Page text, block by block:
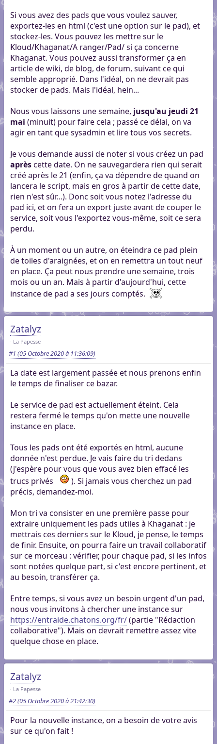
Si vous avez des pads que vous voulez sauver,
exportez-les en html (c'est une option sur le pad), et
stockez-les. Vous pouvez les mettre sur le
Kloud/Khaganat/A ranger/Pad/ si ça concerne
Khaganat. Vous pouvez aussi transformer ça en
article de wiki, de blog, de forum, suivant ce qui
semble approprié. Dans l'idéal, on ne devrait pas
stocker de pads. Mais l'idéal, hein...
Nous vous laissons une semaine, jusqu'au jeudi 21
mai (minuit) pour faire cela ; passé ce délai, on va
agir en tant que sysadmin et lire tous vos secrets.
Je vous demande aussi de noter si vous créez un pad
aprèscette date. On ne sauvegardera rien qui serait
créé après le 21 (enfin, ça va dépendre de quand on
lancera le script, mais en gros à partir de cette date,
rien n'est sûr...). Donc soit vous notez l'adresse du
pad ici, et on fera un export juste avant de couper le
service, soit vous l'exportez vous-même, soit ce sera
perdu.
À un moment ou un autre, on éteindra ce pad plein
de toiles d'araignées, et on en remettra un tout neuf
en place. Ça peut nous prendre une semaine, trois
mois ou un an. Mais à partir d'aujourd'hui, cette
instance de pad a ses jours comptés.
Zatalyz
La Papesse
#1 (05 Octobre 2020 à 11:36:09)
La date est largement passée et nous prenons enfin
le temps de finaliser ce bazar.
Le service de pad est actuellement éteint. Cela
restera fermé le temps qu'on mette une nouvelle
instance en place.
Tous les pads ont été exportés en html, aucune
donnée n'est perdue. Je vais faire du tri dedans
(j'espère pour vous que vous avez bien effacé les
trucs privés
). Si jamais vous cherchez un pad
précis, demandez-moi.
Mon tri va consister en une première passe pour
extraire uniquement les pads utiles à Khaganat : je
mettrais ces derniers sur le Kloud, je pense, le temps
de finir. Ensuite, on pourra faire un travail collaboratif
sur ce morceau : vérifier, pour chaque pad, si les infos
sont notées quelque part, si c'est encore pertinent, et
au besoin, transférer ça.
Entre temps, si vous avez un besoin urgent d'un pad,
nous vous invitons à chercher une instance sur
https://entraide.chatons.org/fr/(partie "Rédaction
collaborative"). Mais on devrait remettre assez vite
quelque chose en place.
Zatalyz
La Papesse
#2(05 Octobre 2020 à 21:42:30)
Pour la nouvelle instance, on a besoin de votre avis
sur ce qu'on fait !